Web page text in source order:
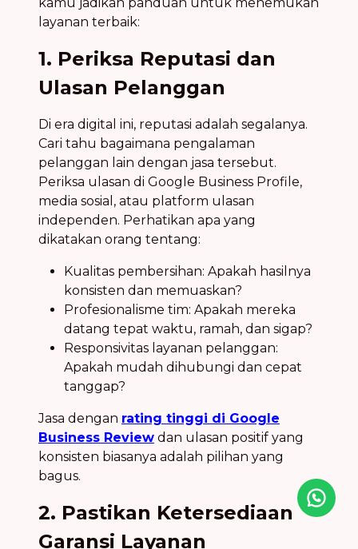
layanan terbaik:
1. Periksa Reputasi dan
Ulasan Pelanggan
Di era digital ini, reputasi adalah segalanya.
Cari tahu bagaimana pengalaman
pelanggan lain dengan jasa tersebut.
Periksa ulasan di Google Business Profile,
media sosial, atau platform ulasan
independen. Perhatikan apa yang
dikatakan orang tentang:
Kualitas pembersihan: Apakah hasilnya
konsisten dan memuaskan?
Profesionalisme tim: Apakah mereka
datang tepat waktu, ramah, dan sigap?
Responsivitas layanan pelanggan:
Apakah mudah dihubungi dan cepat
tanggap?
Jasa dengan rating tinggi di Google
Business Review dan ulasan positif yang
konsisten biasanya adalah pilihan yang
bagus.
2. Pastikan Ketersediaan
Garansi Layanan
Icon